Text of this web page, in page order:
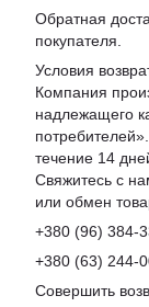
Обратная
покупателя.
Условия
Компания
надлежащего
течение 14
Свяжитесь с
или обмен
+380 (96) 384-
+380 (63) 244-
Совершить